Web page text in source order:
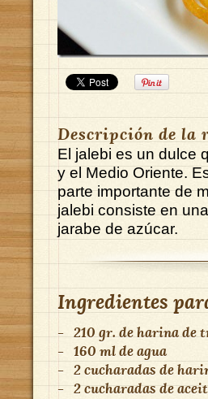
Descripción de la
El jalebi es un dulce
y el Medio Oriente.
parte importante de
jalebi consiste en
jarabe de azúcar.
Ingredientes
- 210 gr. de harina de
- 160 ml de agua
- 2 cucharadas de
- 2 cucharadas de